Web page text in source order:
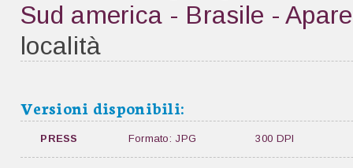
Sud america - Brasile -
località
Versioni disponibili:
PRESS Formato: JPG 300 DPI